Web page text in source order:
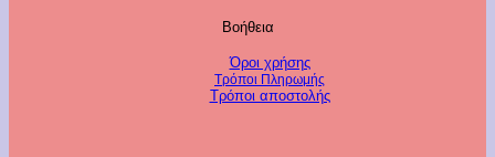
Βοήθεια
Όροι χρήσης
Τρόποι Πληρωμής
Τρόποι αποστολής